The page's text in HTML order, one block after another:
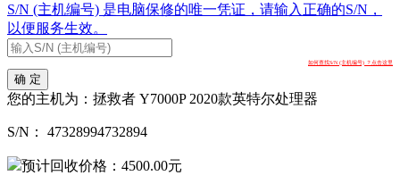
S/N (主机编号) 是电脑保修的唯一凭证，请输入正确的S/N，
以便服务生效。
如何查找S/N (主机编号) ？点击这里
确 定
您的主机为： 拯救者 Y7000P 2020款英特尔处理器
S/N： 47328994732894
预计回收价格： 4500.00元